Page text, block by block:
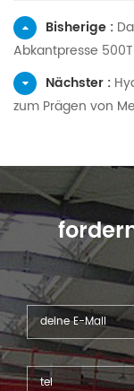
Bisherige :
Abkantpresse
Nächster :
zum Prägen von